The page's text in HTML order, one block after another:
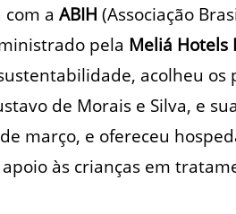
a ABIH (Associação
pela Meliá
acolheu os
de Morais e Silva, e
março, e ofereceu
às crianças em